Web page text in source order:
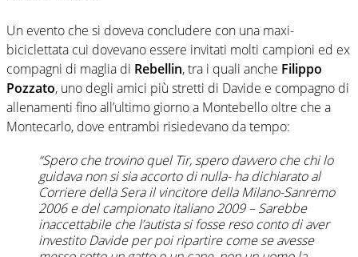
Un evento che si doveva concludere con una maxi-
biciclettata cui dovevano essere invitati molti campioni ed ex
compagni di maglia di Rebellin, tra i quali anche Filippo
Pozzato, uno degli amici più stretti di Davide e compagno di
allenamenti fino all’ultimo giorno a Montebello oltre che a
Montecarlo, dove entrambi risiedevano da tempo:
“Spero che trovino quel Tir, spero davvero che chi lo
guidava non si sia accorto di nulla- ha dichiarato al
Corriere della Sera il vincitore della Milano-Sanremo
2006 e del campionato italiano 2009 – Sarebbe
inaccettabile che l’autista si fosse reso conto di aver
investito Davide per poi ripartire come se avesse